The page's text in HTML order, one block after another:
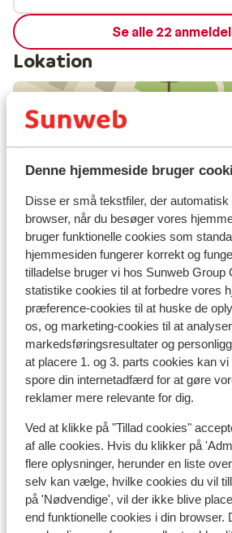
Denne hjemmeside bruger
Disse er små tekstfiler, der automatisk
browser, når du besøger vores
bruger funktionelle cookies som
hjemmesiden fungerer korrekt og
tilladelse bruger vi hos Sunweb Group
statistike cookies til at forbedre vores
præference-cookies til at huske de
os, og marketing-cookies til at
markedsføringsresultater og
at placere 1. og 3. parts cookies kan vi
spore din internetadfærd for at gøre
reklamer mere relevante for dig.
Ved at klikke på "Tillad cookies"
af alle cookies. Hvis du klikker på
flere oplysninger, herunder en liste
selv kan vælge, hvilke cookies du vil
på 'Nødvendige', vil der ikke blive
end funktionelle cookies i din browser.
Se alle 22
Lokation
I området
Afstand til stranden ca. 650
Afstand til centrum: ca. 100
Afstand til lufthavn ca. 70
Afstand til busstoppested ca.
Afstand til pengeautomat ca.
Afstand til nærmeste butikker
Afstand til nærmeste kiosk ca.
Nærmeste restaurant ca. 200
Nærmeste apotek ca. 300 meter
Nærmeste læge ca. 1 kilometer
Nærmeste hospital ca. 4,7
Andre